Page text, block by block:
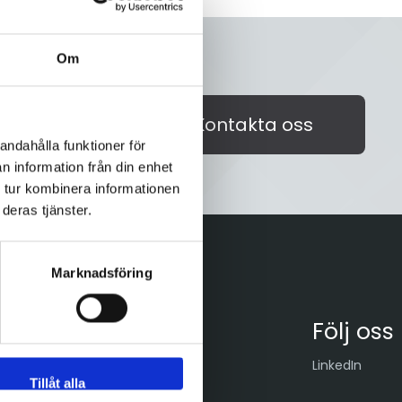
Om
funktioner för
information från din enhet
kombinera informationen
tjänster.
Marknadsföring
Tillåt alla
Kontakta oss
Följ oss
LinkedIn